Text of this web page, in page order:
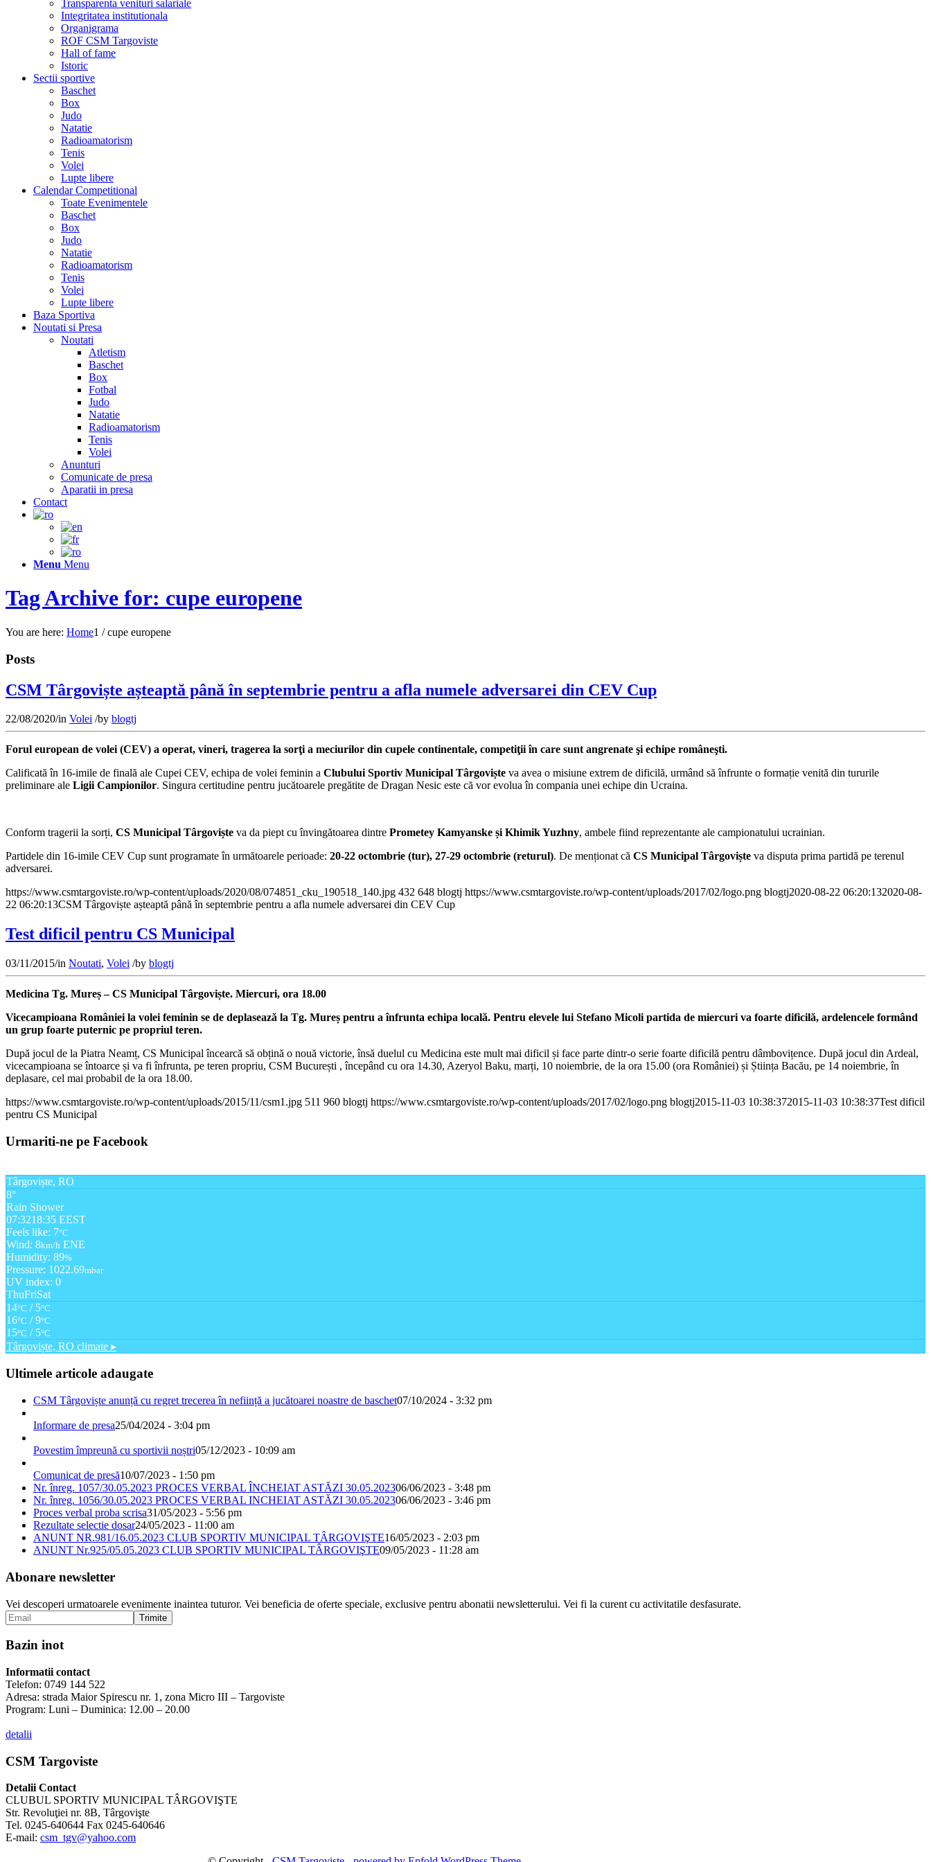
Transparenta venituri salariale
Integritatea institutionala
Organigrama
ROF CSM Targoviste
Hall of fame
Istoric
Sectii sportive
Baschet
Box
Judo
Natatie
Radioamatorism
Tenis
Volei
Lupte libere
Calendar Competitional
Toate Evenimentele
Baschet
Box
Judo
Natatie
Radioamatorism
Tenis
Volei
Lupte libere
Baza Sportiva
Noutati si Presa
Noutati
Atletism
Baschet
Box
Fotbal
Judo
Natatie
Radioamatorism
Tenis
Volei
Anunturi
Comunicate de presa
Aparatii in presa
Contact
Menu Menu
Tag Archive for: cupe europene
You are here: Home1 / cupe europene
Posts
CSM Târgoviște așteaptă până în septembrie pentru a afla numele adversarei din CEV Cup
22/08/2020/in Volei /by blogtj
Forul european de volei (CEV) a operat, vineri, tragerea la sorţi a meciurilor din cupele continentale, competiţii în care sunt angrenate şi echipe româneşti.
Calificată în 16-imile de finală ale Cupei CEV, echipa de volei feminin a Clubului Sportiv Municipal Târgoviște va avea o misiune extrem de dificilă, urmând să înfrunte o formație venită din tururile
preliminare ale Ligii Campionilor. Singura certitudine pentru jucătoarele pregătite de Dragan Nesic este că vor evolua în compania unei echipe din Ucraina.
Conform tragerii la sorți, CS Municipal Târgoviște va da piept cu învingătoarea dintre Prometey Kamyanske și Khimik Yuzhny, ambele fiind reprezentante ale campionatului ucrainian.
Partidele din 16-imile CEV Cup sunt programate în următoarele perioade: 20-22 octombrie (tur), 27-29 octombrie (returul). De menționat că CS Municipal Târgoviște va disputa prima partidă pe terenul
adversarei.
https://www.csmtargoviste.ro/wp-content/uploads/2020/08/074851_cku_190518_140.jpg 432 648 blogtj https://www.csmtargoviste.ro/wp-content/uploads/2017/02/logo.png blogtj2020-08-22 06:20:132020-08-
22 06:20:13CSM Târgoviște așteaptă până în septembrie pentru a afla numele adversarei din CEV Cup
Test dificil pentru CS Municipal
03/11/2015/in Noutati, Volei /by blogtj
Medicina Tg. Mureș – CS Municipal Târgoviște. Miercuri, ora 18.00
Vicecampioana României la volei feminin se de deplasează la Tg. Mureș pentru a înfrunta echipa locală. Pentru elevele lui Stefano Micoli partida de miercuri va foarte dificilă, ardelencele formând
un grup foarte puternic pe propriul teren.
După jocul de la Piatra Neamț, CS Municipal încearcă să obțină o nouă victorie, însă duelul cu Medicina este mult mai dificil și face parte dintr-o serie foarte dificilă pentru dâmbovițence. După jocul din Ardeal,
vicecampioana se întoarce și va fi înfrunta, pe teren propriu, CSM București , începând cu ora 14.30, Azeryol Baku, marți, 10 noiembrie, de la ora 15.00 (ora României) și Știința Bacău, pe 14 noiembrie, în
deplasare, cel mai probabil de la ora 18.00.
https://www.csmtargoviste.ro/wp-content/uploads/2015/11/csm1.jpg 511 960 blogtj https://www.csmtargoviste.ro/wp-content/uploads/2017/02/logo.png blogtj2015-11-03 10:38:372015-11-03 10:38:37Test dificil
pentru CS Municipal
Urmariti-ne pe Facebook
Târgoviște, RO
8°
Rain Shower
07:3218:35 EEST
Feels like: 7°C
Wind: 8km/h ENE
Humidity: 89%
Pressure: 1022.69mbar
UV index: 0
ThuFriSat
14°C / 5°C
16°C / 9°C
15°C / 5°C
Târgoviște, RO climate ▸
Ultimele articole adaugate
CSM Târgoviște anunță cu regret trecerea în neființă a jucătoarei noastre de baschet07/10/2024 - 3:32 pm
Informare de presa25/04/2024 - 3:04 pm
Povestim împreună cu sportivii noștri05/12/2023 - 10:09 am
Comunicat de presă10/07/2023 - 1:50 pm
Nr. înreg. 1057/30.05.2023 PROCES VERBAL ÎNCHEIAT ASTĂZI 30.05.202306/06/2023 - 3:48 pm
Nr. înreg. 1056/30.05.2023 PROCES VERBAL INCHEIAT ASTĂZI 30.05.202306/06/2023 - 3:46 pm
Proces verbal proba scrisa31/05/2023 - 5:56 pm
Rezultate selectie dosar24/05/2023 - 11:00 am
ANUNT NR.981/16.05.2023 CLUB SPORTIV MUNICIPAL TÂRGOVIŞTE16/05/2023 - 2:03 pm
ANUNT Nr.925/05.05.2023 CLUB SPORTIV MUNICIPAL TÂRGOVIŞTE09/05/2023 - 11:28 am
Abonare newsletter
Vei descoperi urmatoarele evenimente inaintea tuturor. Vei beneficia de oferte speciale, exclusive pentru abonatii newsletterului. Vei fi la curent cu activitatile desfasurate.
Bazin inot
Informatii contact
Telefon: 0749 144 522
Adresa: strada Maior Spirescu nr. 1, zona Micro III – Targoviste
Program: Luni – Duminica: 12.00 – 20.00
detalii
CSM Targoviste
Detalii Contact
CLUBUL SPORTIV MUNICIPAL TÂRGOVIŞTE
Str. Revoluţiei nr. 8B, Târgovişte
Tel. 0245-640644 Fax 0245-640646
E-mail: csm_tgv@yahoo.com